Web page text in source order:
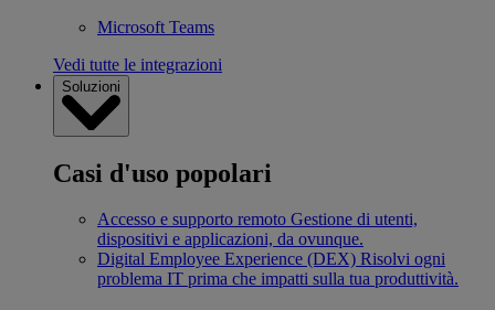
Microsoft Teams
Vedi tutte le integrazioni
Soluzioni
Casi d'uso popolari
Accesso e supporto remoto Gestione di utenti,
dispositivi e applicazioni, da ovunque.
Digital Employee Experience (DEX) Risolvi ogni
problema IT prima che impatti sulla tua produttività.